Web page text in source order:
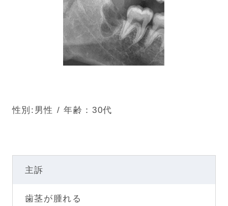
性別:男性 / 年齢：30代
主訴
歯茎が腫れる